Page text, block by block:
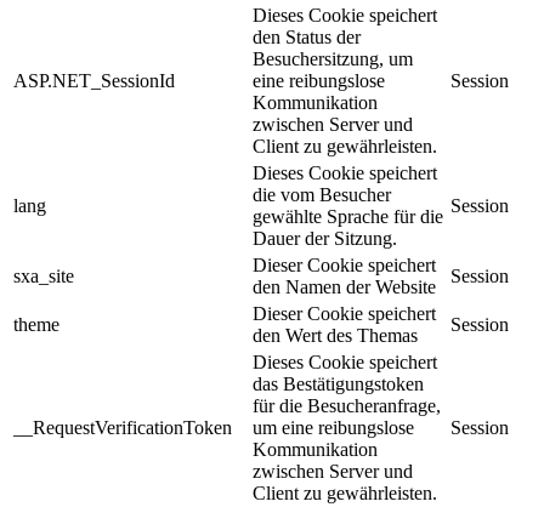
ASP.NET_SessionId
Dieses Cookie speichert
den Status der
Besuchersitzung, um
eine reibungslose
Kommunikation
zwischen Server und
Client zu gewährleisten.
Session
lang
Dieses Cookie speichert
die vom Besucher
gewählte Sprache für die
Dauer der Sitzung.
Session
sxa_site
Dieser Cookie speichert
den Namen der Website
Session
theme
Dieser Cookie speichert
den Wert des Themas
Session
__RequestVerificationToken
Dieses Cookie speichert
das Bestätigungstoken
für die Besucheranfrage,
um eine reibungslose
Kommunikation
zwischen Server und
Client zu gewährleisten.
Session